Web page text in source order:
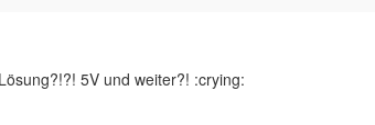
5V und weiter?! :crying: